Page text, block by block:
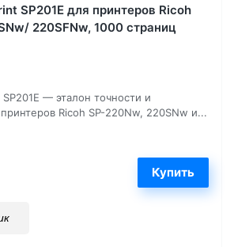
SP201E для принтеров Ricoh
220SFNw, 1000 страниц
— эталон точности и
Ricoh SP-220Nw, 220SNw и...